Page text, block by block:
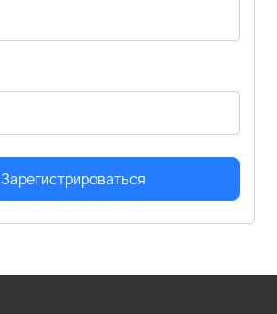
Зарегистрироваться